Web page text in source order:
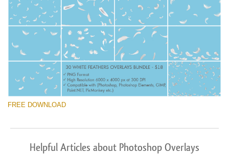
FREE DOWNLOAD
Helpful Articles about Photoshop Overlays